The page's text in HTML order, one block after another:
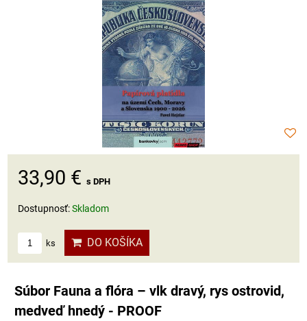
33,90 € s DPH
Dostupnosť:Skladom
ks DO KOŠÍKA
Súbor Fauna a flóra – vlk dravý, rys ostrovid,
medveď hnedý - PROOF